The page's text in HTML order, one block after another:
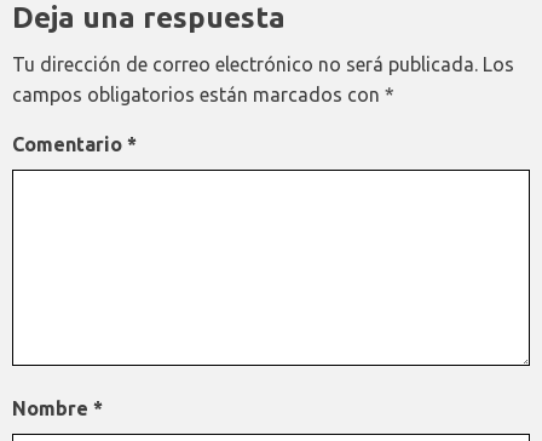
Deja una respuesta
Tu dirección de correo electrónico no será publicada. Los
campos obligatorios están marcados con *
Comentario *
Nombre *